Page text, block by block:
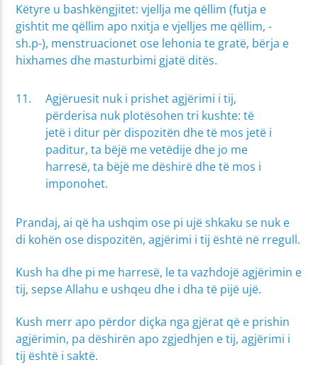
Këtyre u bashkëngjitet: vjellja me qëllim (futja e
gishtit me qëllim apo nxitja e vjelljes me qëllim, -
sh.p-), menstruacionet ose lehonia te gratë, bërja e
hixhames dhe masturbimi gjatë ditës.
Agjëruesit nuk i prishet agjërimi i tij,
përderisa nuk plotësohen tri kushte: të
jetë i ditur për dispozitën dhe të mos jetë i
paditur, ta bëjë me vetëdije dhe jo me
harresë, ta bëjë me dëshirë dhe të mos i
imponohet.
Prandaj, ai që ha ushqim ose pi ujë shkaku se nuk e
di kohën ose dispozitën, agjërimi i tij është në rregull.
Kush ha dhe pi me harresë, le ta vazhdojë agjërimin e
tij, sepse Allahu e ushqeu dhe i dha të pijë ujë.
Kush merr apo përdor diçka nga gjërat që e prishin
agjërimin, pa dëshirën apo zgjedhjen e tij, agjërimi i
tij është i saktë.